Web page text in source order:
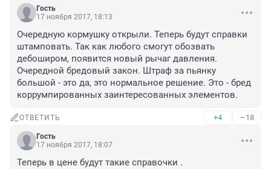
Гость
17 ноября 2017, 18:13
Очередную кормушку открыли. Теперь будут справки
штамповать. Так как любого смогут обозвать
дебоширом, появится новый рычаг давления.
Очередной бредовый закон. Штраф за пьянку
большой - это да, это нормальное решение. Это - бред
коррумпированных заинтересованных элементов.
ОТВЕТИТЬ +4 –18
Гость
17 ноября 2017, 18:07
Теперь в цене будут такие справочки .